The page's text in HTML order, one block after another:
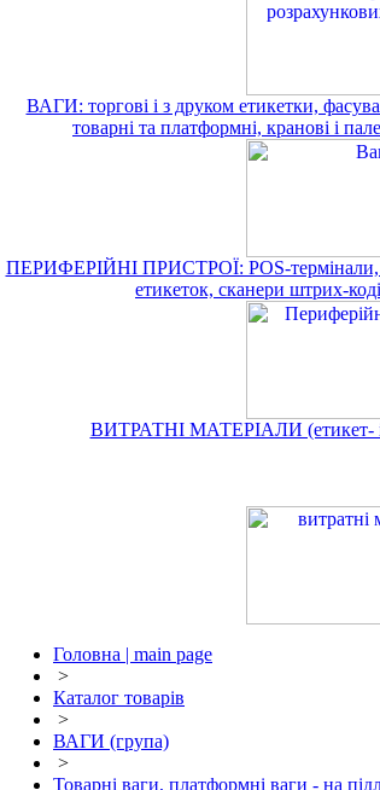
ВАГИ: торгові і з друком етикетки,
товарні та платформні, кранові і
ПЕРИФЕРІЙНІ ПРИСТРОЇ: POS-термінали,
етикеток, сканери штрих-
ВИТРАТНІ МАТЕРІАЛИ (етикет- і
Головна | main page
>
Каталог товарів
>
ВАГИ (група)
>
Товарні ваги, платформні ваги - на